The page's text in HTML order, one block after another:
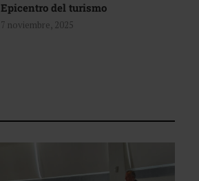
Epicentro del turismo
7 noviembre, 2025